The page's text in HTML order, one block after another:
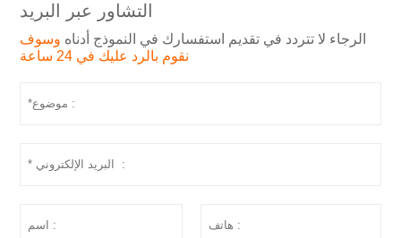
التشاور عبر البريد
الرجاء لا تتردد في تقديم استفسارك في النموذج أدناه وسوف
نقوم بالرد عليك في 24 ساعة